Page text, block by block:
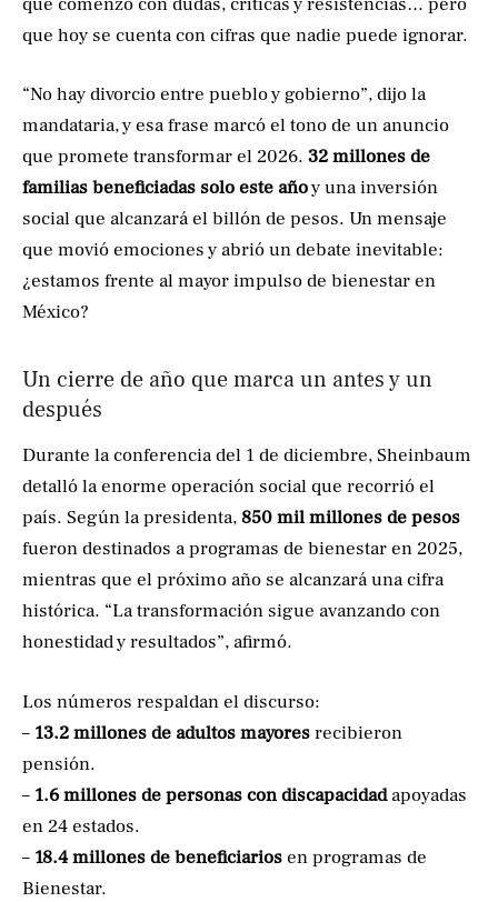
que hoy se cuenta con cifras que nadie puede ignorar.
“No hay divorcio entre pueblo y gobierno”, dijo la
mandataria, y esa frase marcó el tono de un anuncio
que promete transformar el 2026. 32 millones de
familias beneficiadas solo este añoy una inversión
social que alcanzará el billón de pesos. Un mensaje
que movió emociones y abrió un debate inevitable:
¿estamos frente al mayor impulso de bienestar en
México?
Un cierre de año que marca un antes y un
después
Durante la conferencia del 1 de diciembre, Sheinbaum
detalló la enorme operación social que recorrió el
país. Según la presidenta,850 mil millones de pesos
fueron destinados a programas de bienestar en 2025,
mientras que el próximo año se alcanzará una cifra
histórica. “La transformación sigue avanzando con
honestidad y resultados”, afirmó.
Los números respaldan el discurso:
– 13.2 millones de adultos mayoresrecibieron
pensión.
– 1.6 millones de personas con discapacidadapoyadas
en 24 estados.
– 18.4 millones de beneficiariosen programas de
Bienestar.